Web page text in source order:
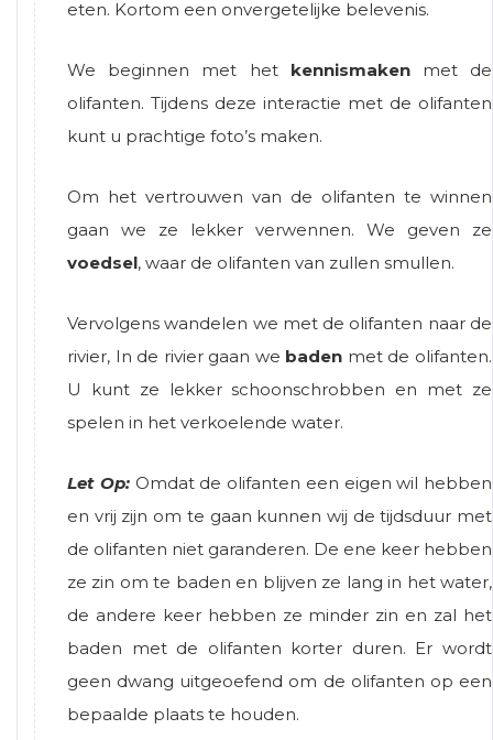
eten. Kortom een onvergetelijke belevenis.
We beginnen met het kennismakenmet de
olifanten. Tijdens deze interactie met de olifanten
kunt u prachtige foto’s maken.
Om het vertrouwen van de olifanten te winnen
gaan we ze lekker verwennen. We geven ze
voedsel, waar de olifanten van zullen smullen.
Vervolgens wandelen we met de olifanten naar de
rivier, In de rivier gaan we baden met de olifanten.
U kunt ze lekker schoonschrobben en met ze
spelen in het verkoelende water.
Let Op:Omdat de olifanten een eigen wil hebben
en vrij zijn om te gaan kunnen wij de tijdsduur met
de olifanten niet garanderen. De ene keer hebben
ze zin om te baden en blijven ze lang in het water,
de andere keer hebben ze minder zin en zal het
baden met de olifanten korter duren. Er wordt
geen dwang uitgeoefend om de olifanten op een
bepaalde plaats te houden.